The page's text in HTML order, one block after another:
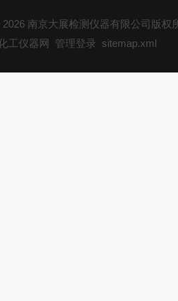
2026 南京大展检测仪器有限公司版权
工仪器网
管理登录 sitemap.xml